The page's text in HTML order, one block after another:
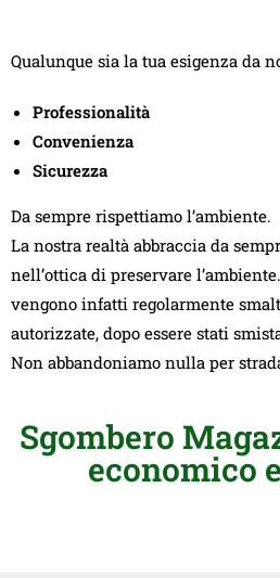
Qualunque sia la tua esigenza da
Professionalità
Convenienza
Sicurezza
Da sempre rispettiamo l’ambiente.
La nostra realtà abbraccia da
nell’ottica di preservare
vengono infatti regolarmente
autorizzate, dopo essere stati
Non abbandoniamo nulla per
Sgombero
economico